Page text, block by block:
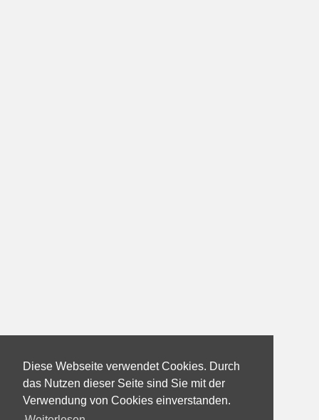
Diese Webseite verwendet Cookies. Durch
das Nutzen dieser Seite sind Sie mit der
Verwendung von Cookies einverstanden.